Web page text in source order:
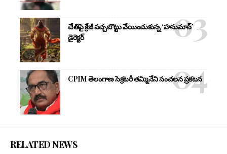
చేతిపై క్రేజీ పచ్చబొట్టు వేయించుకున్న ‘హనుమాన్’
డైరెక్టర్
CPIM తెలంగాణ సెక్రటరీ తమ్మినేని సంచలన ప్రకటన
RELATED NEWS